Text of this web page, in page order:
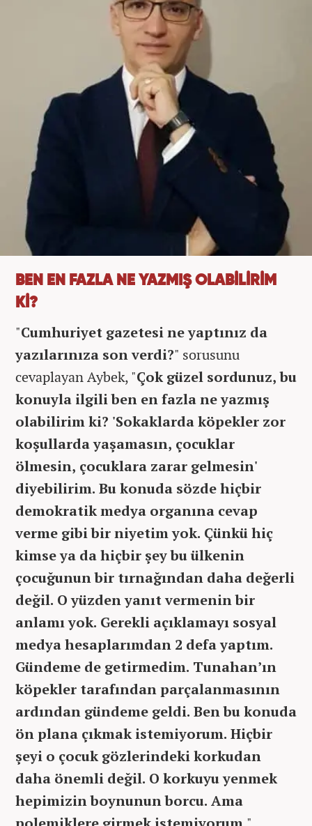
BEN EN FAZLA NE YAZMIŞ OLABİLİRİM
Kİ?
"Cumhuriyet gazetesi ne yaptınız da
yazılarınıza son verdi?" sorusunu
cevaplayan Aybek, "Çok güzel sordunuz, bu
konuyla ilgili ben en fazla ne yazmış
olabilirim ki? 'Sokaklarda köpekler zor
koşullarda yaşamasın, çocuklar
ölmesin, çocuklara zarar gelmesin'
diyebilirim. Bu konuda sözde hiçbir
demokratik medya organına cevap
verme gibi bir niyetim yok. Çünkü hiç
kimse ya da hiçbir şey bu ülkenin
çocuğunun bir tırnağından daha değerli
değil. O yüzden yanıt vermenin bir
anlamı yok. Gerekli açıklamayı sosyal
medya hesaplarımdan 2 defa yaptım.
Gündeme de getirmedim. Tunahan’ın
köpekler tarafından parçalanmasının
ardından gündeme geldi. Ben bu konuda
ön plana çıkmak istemiyorum. Hiçbir
şeyi o çocuk gözlerindeki korkudan
daha önemli değil. O korkuyu yenmek
hepimizin boynunun borcu. Ama